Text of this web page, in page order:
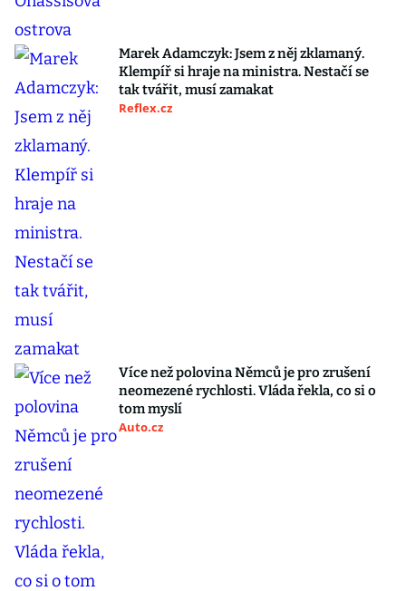
Marek Adamczyk: Jsem z něj zklamaný.
Klempíř si hraje na ministra. Nestačí se
tak tvářit, musí zamakat
Reflex.cz
Více než polovina Němců je pro zrušení
neomezené rychlosti. Vláda řekla, co si o
tom myslí
Auto.cz